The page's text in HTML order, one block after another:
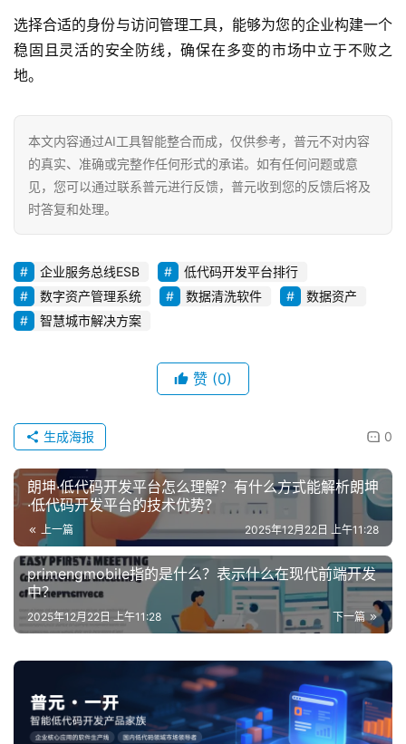
选择合适的身份与访问管理工具，能够为您的企业构建一个
稳固且灵活的安全防线，确保在多变的市场中立于不败之
地。
本文内容通过AI工具智能整合而成，仅供参考，普元不对内容
的真实、准确或完整作任何形式的承诺。如有任何问题或意
见，您可以通过联系普元进行反馈，普元收到您的反馈后将及
时答复和处理。
企业服务总线ESB
低代码开发平台排行
数字资产管理系统
数据清洗软件
数据资产
智慧城市解决方案
赞 (0)
0
生成海报
朗坤·低代码开发平台怎么理解？有什么方式能解析朗坤
·低代码开发平台的技术优势？
上一篇 2025年12月22日 上午11:28
primengmobile指的是什么？表示什么在现代前端开发
中？
下一篇
2025年12月22日 上午11:28